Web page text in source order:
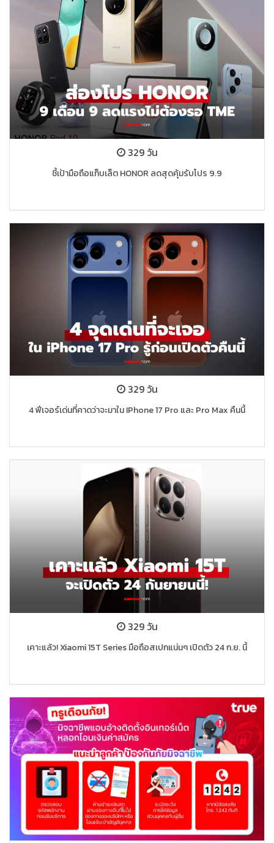
329 วัน
ชี้เป้ามือถือแท็บเล็ต HONOR ลดสุดคุ้มรับโปร 9.9
329 วัน
4 ฟีเจอร์เด่นที่คาดว่าจะมาใน IPhone 17 Pro และ Pro Max คืนนี้
329 วัน
เคาะแล้ว! Xiaomi 15T Series มือถือสเปกแน่นๆ เปิดตัว 24 ก.ย. นี้